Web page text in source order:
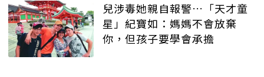
兒涉毒她親自報警…「天才童
星」紀寶如：媽媽不會放棄
你，但孩子要學會承擔